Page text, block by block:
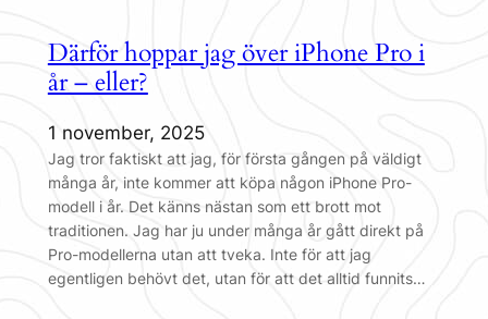
Därför hoppar jag över iPhone Pro i
år – eller?
1 november, 2025
Jag tror faktiskt att jag, för första gången på väldigt
många år, inte kommer att köpa någon iPhone Pro-
modell i år. Det känns nästan som ett brott mot
traditionen. Jag har ju under många år gått direkt på
Pro-modellerna utan att tveka. Inte för att jag
egentligen behövt det, utan för att det alltid funnits…